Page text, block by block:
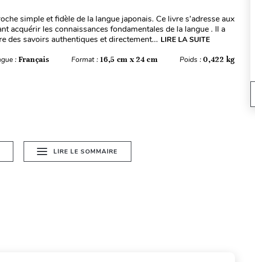
simple et fidèle de la langue japonais. Ce livre s’adresse aux
acquérir les connaissances fondamentales de la langue . Il a
des savoirs authentiques et directement... LIRE LA SUITE
: Français Format :16,5 cm x 24 cm Poids :0,422 kg
LIRE LE SOMMAIRE